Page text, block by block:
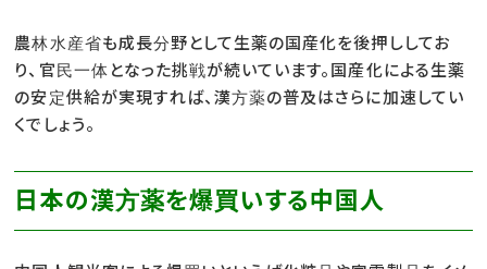
農林水産省も成長分野として生薬の国産化を後押ししてお
り、官民一体となった挑戦が続いています。国産化による生薬
の安定供給が実現すれば、漢方薬の普及はさらに加速してい
くでしょう。
日本の漢方薬を爆買いする中国人